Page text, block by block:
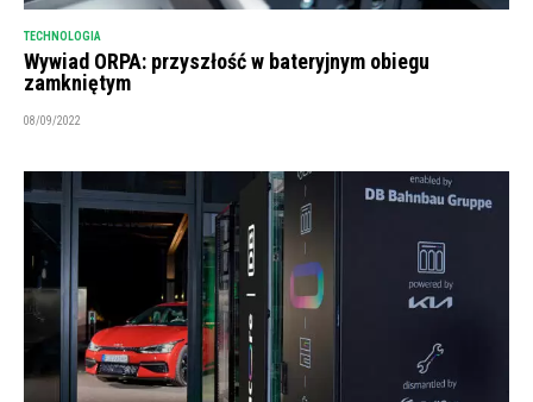
TECHNOLOGIA
Wywiad ORPA: przyszłość w bateryjnym obiegu
zamkniętym
08/09/2022